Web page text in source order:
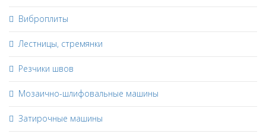
Виброплиты
Лестницы, стремянки
Резчики швов
Мозаично-шлифовальные машины
Затирочные машины